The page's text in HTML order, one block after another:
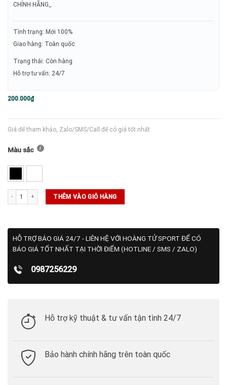
CHÍNH HÃNG_
Tình trạng: Mới 100%
Giao hàng: Toàn quốc
Trạng thái: Còn hàng
Hỗ trợ tư vấn: 24/7
200.000₫
Giá để tham khảo, Zalo/SMS/Call để có giá tốt nhất
Màu sắc
Chặn Mồ Hôi Tay Adidas Dài (Cặp) số lượng
THÊM VÀO GIỎ HÀNG
HỖ TRỢ BÁO GIÁ 24/7 - LIÊN HỆ VỚI HOÀNG TỬ SPORT ĐỂ CÓ
BÁO GIÁ TỐT NHẤT TẠI THỜI ĐIỂM (HOTLINE / SMS / ZALO)
0987256229
Hỗ trợ kỹ thuật & tư vấn tận tình 24/7
Bảo hành chính hãng trên toàn quốc